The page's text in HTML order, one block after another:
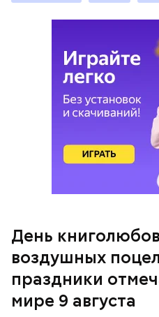
День
воздушных
праздники
мире 9 августа
День воздушных
День «Счастье
Тайным обществом
напомнить людям, что
кроется в мелочах.
можно, поделившись с
счастливыми моментами